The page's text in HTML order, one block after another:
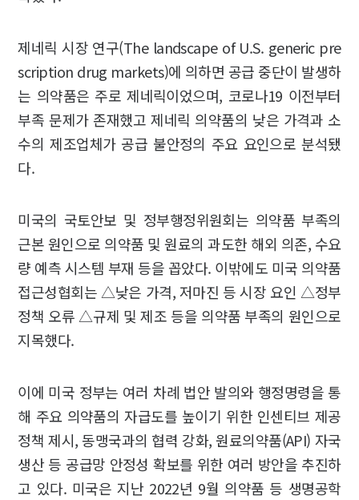
제네릭 시장 연구(The landscape of U.S. generic pre
scription drug markets)에 의하면 공급 중단이 발생하
는 의약품은 주로 제네릭이었으며, 코로나19 이전부터
부족 문제가 존재했고 제네릭 의약품의 낮은 가격과 소
수의 제조업체가 공급 불안정의 주요 요인으로 분석됐
다.
미국의 국토안보 및 정부행정위원회는 의약품 부족의
근본 원인으로 의약품 및 원료의 과도한 해외 의존, 수요
량 예측 시스템 부재 등을 꼽았다. 이밖에도 미국 의약품
접근성협회는 △낮은 가격, 저마진 등 시장 요인 △정부
정책 오류 △규제 및 제조 등을 의약품 부족의 원인으로
지목했다.
이에 미국 정부는 여러 차례 법안 발의와 행정명령을 통
해 주요 의약품의 자급도를 높이기 위한 인센티브 제공
정책 제시, 동맹국과의 협력 강화, 원료의약품(API) 자국
생산 등 공급망 안정성 확보를 위한 여러 방안을 추진하
고 있다. 미국은 지난 2022년 9월 의약품 등 생명공학